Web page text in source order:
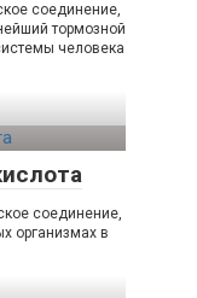
соединение,
тормозной
человека
соединение,
организмах в